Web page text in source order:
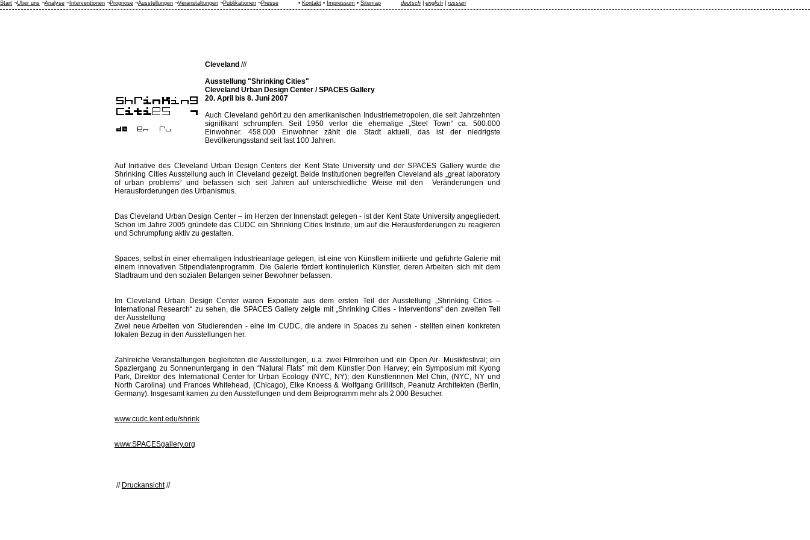
Cleveland ///
Ausstellung "Shrinking Cities"
Cleveland Urban Design Center / SPACES Gallery
20. April bis 8. Juni 2007
Auch Cleveland gehört zu den amerikanischen Industriemetropolen, die seit Jahrzehnten
signifikant schrumpfen. Seit 1950 verlor die ehemalige „Steel Town“ ca. 500.000
Einwohner. 458.000 Einwohner zählt die Stadt aktuell, das ist der niedrigste
Bevölkerungsstand seit fast 100 Jahren.
Auf Initiative des Cleveland Urban Design Centers der Kent State University und der SPACES Gallery wurde die
Shrinking Cities Ausstellung auch in Cleveland gezeigt. Beide Institutionen begreifen Cleveland als „great laboratory
of urban problems“ und befassen sich seit Jahren auf unterschiedliche Weise mit den Veränderungen und
Herausforderungen des Urbanismus.
Das Cleveland Urban Design Center – im Herzen der Innenstadt gelegen - ist der Kent State University angegliedert.
Schon im Jahre 2005 gründete das CUDC ein Shrinking Cities Institute, um auf die Herausforderungen zu reagieren
und Schrumpfung aktiv zu gestalten.
Spaces, selbst in einer ehemaligen Industrieanlage gelegen, ist eine von Künstlern initiierte und geführte Galerie mit
einem innovativen Stipendiatenprogramm. Die Galerie fördert kontinuierlich Künstler, deren Arbeiten sich mit dem
Stadtraum und den sozialen Belangen seiner Bewohner befassen.
Im Cleveland Urban Design Center waren Exponate aus dem ersten Teil der Ausstellung „Shrinking Cities –
International Research“ zu sehen, die SPACES Gallery zeigte mit „Shrinking Cities - Interventions“ den zweiten Teil
der Ausstellung
Zwei neue Arbeiten von Studierenden - eine im CUDC, die andere in Spaces zu sehen - stellten einen konkreten
lokalen Bezug in den Ausstellungen her.
Zahlreiche Veranstaltungen begleiteten die Ausstellungen, u.a. zwei Filmreihen und ein Open Air- Musikfestival; ein
Spaziergang zu Sonnenuntergang in den “Natural Flats” mit dem Künstler Don Harvey; ein Symposium mit Kyong
Park, Direktor des International Center for Urban Ecology (NYC, NY); den Künstlerinnen Mel Chin, (NYC, NY und
North Carolina) und Frances Whitehead, (Chicago), Elke Knoess & Wolfgang Grillitsch, Peanutz Architekten (Berlin,
Germany). Insgesamt kamen zu den Ausstellungen und dem Beiprogramm mehr als 2.000 Besucher.
www.cudc.kent.edu/shrink
www.SPACESgallery.org
// Druckansicht//
Start ¬Über uns ¬Analyse ¬ Interventionen ¬Prognose ¬Ausstellungen ¬Veranstaltungen ¬Publikationen ¬Presse • Kontakt • Impressum • Sitemap deutsch english russian